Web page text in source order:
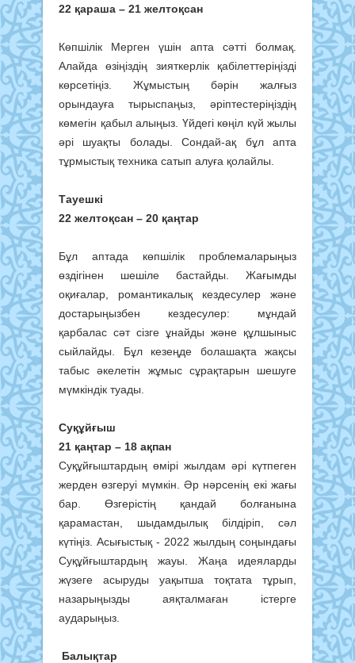
22 қараша – 21 желтоқсан
Көпшілік Мерген үшін апта сәтті болмақ.
Алайда өзіңіздің зияткерлік қабілеттеріңізді
көрсетіңіз. Жұмыстың бәрін жалғыз
орындауға тырыспаңыз, әріптестеріңіздің
көмегін қабыл алыңыз. Үйдегі көңіл күй жылы
әрі шуақты болады. Сондай-ақ бұл апта
тұрмыстық техника сатып алуға қолайлы.
Тауешкі
22 желтоқсан – 20 қаңтар
Бұл аптада көпшілік проблемаларыңыз
өздігінен шешіле бастайды. Жағымды
оқиғалар, романтикалық кездесулер және
достарыңызбен кездесулер: мұндай
қарбалас сәт сізге ұнайды және құлшыныс
сыйлайды. Бұл кезеңде болашақта жақсы
табыс әкелетін жұмыс сұрақтарын шешуге
мүмкіндік туады.
Суқұйғыш
21 қаңтар – 18 ақпан
Суқұйғыштардың өмірі жылдам әрі күтпеген
жерден өзгеруі мүмкін. Әр нәрсенің екі жағы
бар. Өзгерістің қандай болғанына
қарамастан, шыдамдылық білдіріп, сәл
күтіңіз. Асығыстық - 2022 жылдың соңындағы
Суқұйғыштардың жауы. Жаңа идеяларды
жүзеге асыруды уақытша тоқтата тұрып,
назарыңызды аяқталмаған істерге
аударыңыз.
Балықтар